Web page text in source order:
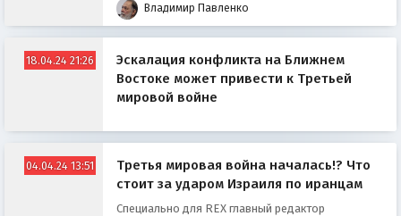
Владимир Павленко
18.04.24 21:26
Эскалация конфликта на Ближнем
Востоке может привести к Третьей
мировой войне
04.04.24 13:51
Третья мировая война началась!? Что
стоит за ударом Израиля по иранцам
Специально для REX главный редактор